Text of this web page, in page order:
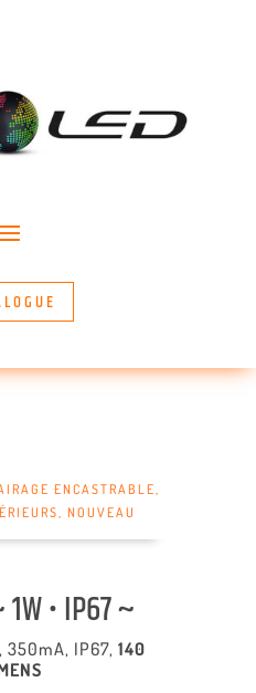
ENCASTRABLE,
,NOUVEAU
• IP67 ~
, 350mA, IP67,140